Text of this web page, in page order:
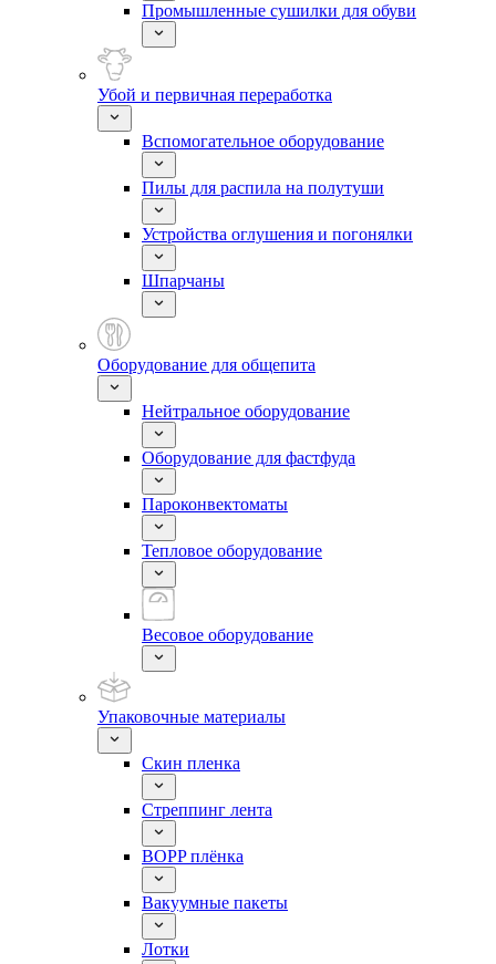
Промышленные сушилки для обуви
Убой и первичная переработка
Вспомогательное оборудование
Пилы для распила на полутуши
Устройства оглушения и погонялки
Шпарчаны
Оборудование для общепита
Нейтральное оборудование
Оборудование для фастфуда
Пароконвектоматы
Тепловое оборудование
Весовое оборудование
Упаковочные материалы
Скин пленка
Стреппинг лента
BOPP плёнка
Вакуумные пакеты
Лотки